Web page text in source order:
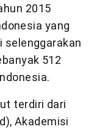
2015
yang
selenggarakan
512
terdiri dari
Akademisi